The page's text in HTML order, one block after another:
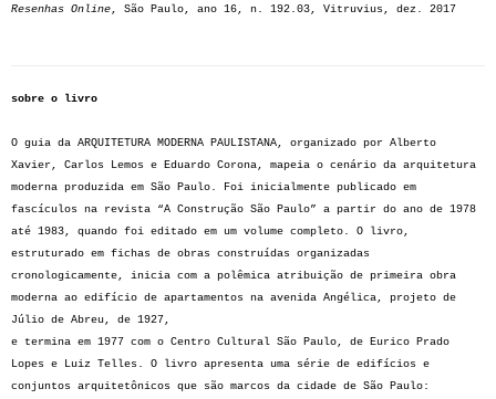
Resenhas Online, São Paulo, ano 16, n. 192.03, Vitruvius, dez. 2017
sobre o livro
O guia da ARQUITETURA MODERNA PAULISTANA, organizado por Alberto
Xavier, Carlos Lemos e Eduardo Corona, mapeia o cenário da arquitetura
moderna produzida em São Paulo. Foi inicialmente publicado em
fascículos na revista “A Construção São Paulo” a partir do ano de 1978
até 1983, quando foi editado em um volume completo. O livro,
estruturado em fichas de obras construídas organizadas
cronologicamente, inicia com a polêmica atribuição de primeira obra
moderna ao edifício de apartamentos na avenida Angélica, projeto de
Júlio de Abreu, de 1927,
e termina em 1977 com o Centro Cultural São Paulo, de Eurico Prado
Lopes e Luiz Telles. O livro apresenta uma série de edifícios e
conjuntos arquitetônicos que são marcos da cidade de São Paulo: